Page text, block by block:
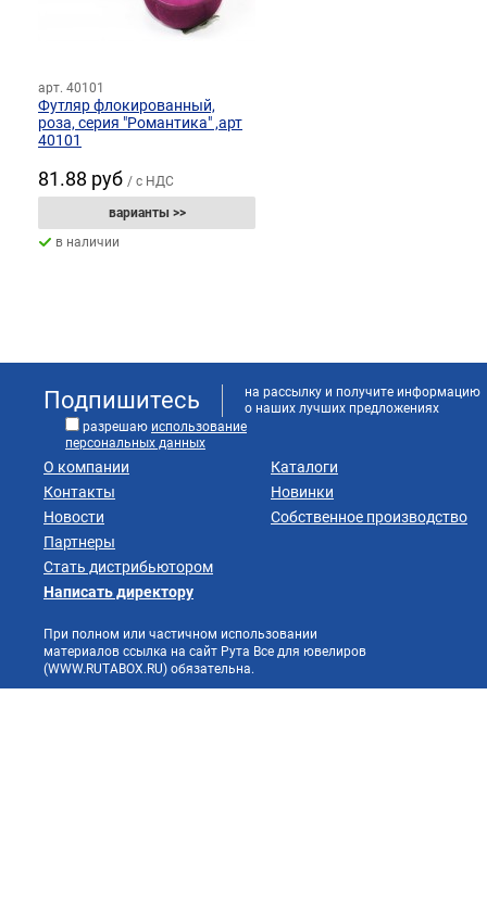
арт. 40101
Футляр флокированный,
роза, серия "Романтика" ,арт
40101
81.88 руб / с НДС
варианты >>
в наличии
Подпишитесь
на рассылку и получите информацию
о наших лучших предложениях
разрешаю использование
персональных данных
О компании
Контакты
Новости
Партнеры
Стать дистрибьютором
Каталоги
Новинки
Собственное производство
Написать директору
При полном или частичном использовании
материалов ссылка на сайт Рута Все для ювелиров
(WWW.RUTABOX.RU) обязательна.